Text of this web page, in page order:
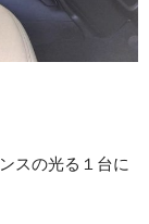
スの光る１台に